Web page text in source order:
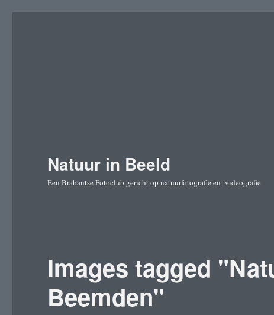
Natuur in Beeld
Een Brabantse Fotoclub gericht op natuurfotografie en -videografie
Images tagged
Beemden"